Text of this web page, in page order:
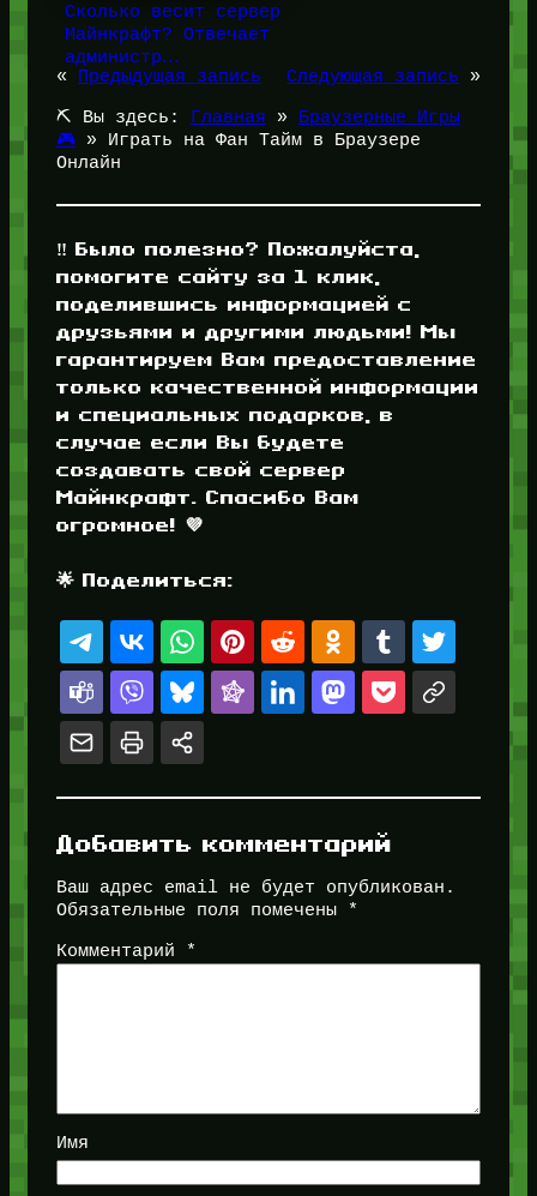
Сколько весит сервер
Майнкрафт? Отвечает
администр…
«
Предыдущая запись Следующая запись »
⛏️ Вы здесь: Главная »
Браузерные Игры
🎮»
Играть на Фан Тайм в Браузере
Онлайн
‼️ Было полезно? Пожалуйста,
помогите сайту за 1 клик,
поделившись информацией с
друзьями и другими людьми! Мы
гарантируем Вам предоставление
только качественной информации
и специальных подарков, в
случае если Вы будете
создавать свой сервер
Майнкрафт. Спасибо Вам
огромное! 💜
🌟 Поделиться:
Добавить комментарий
Ваш адрес email не будет опубликован.
Обязательные поля помечены
*
Комментарий *
Имя